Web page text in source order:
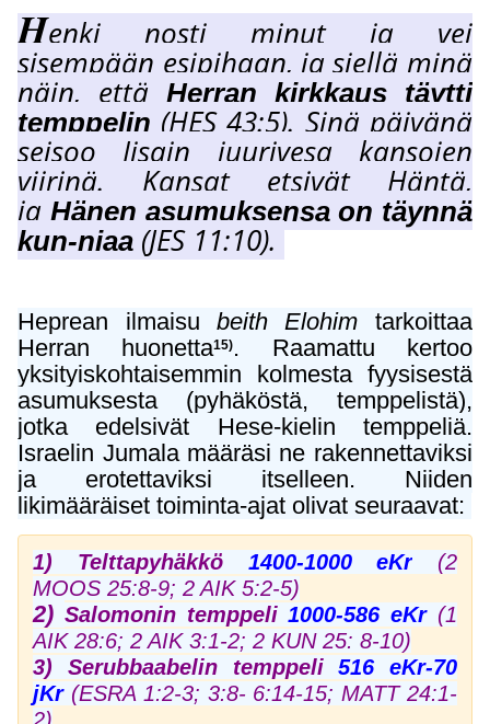
Henki nosti minut ja vei
sisempään esipihaan, ja siellä minä
näin, että Herran kirkkaus täytti
temppelin (HES 43:5). Sinä päivänä
seisoo Iisain juurivesa kansojen
viirinä. Kansat etsivät Häntä,
ja Hänen asumuksensa on täynnä
kun-niaa (JES 11:10).
Heprean ilmaisu beith Elohim tarkoittaa
Herran huonetta15). Raamattu kertoo
yksityiskohtaisemmin kolmesta fyysisestä
asumuksesta (pyhäköstä, temppelistä),
jotka edelsivät Hese-kielin temppeliä.
Israelin Jumala määräsi ne rakennettaviksi
ja erotettaviksi itselleen. Niiden
likimääräiset toiminta-ajat olivat seuraavat:
1) Telttapyhäkkö 1400-1000 eKr (2
MOOS 25:8-9; 2 AIK 5:2-5)
2) Salomonin temppeli1000-586 eKr (1
AIK 28:6; 2 AIK 3:1-2; 2 KUN 25: 8-10)
3)
Serubbaabelin temppeli516 eKr-70
jKr (ESRA 1:2-3; 3:8- 6:14-15; MATT 24:1-